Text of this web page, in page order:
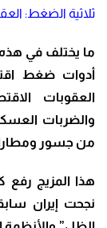
ثلاثية الضغط:
ما يختلف في هذه
أدوات ضغط
العقوبات
من جسور
هذا المزيج رفع
نجحت إيران